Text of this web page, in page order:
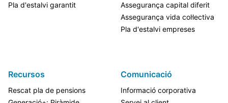
Pla d'estalvi garantit
Assegurança capital diferit
Assegurança vida col·lectiva
Pla d'estalvi empreses
Recursos
Rescat pla de pensions
Comunicació
Informació corporativa